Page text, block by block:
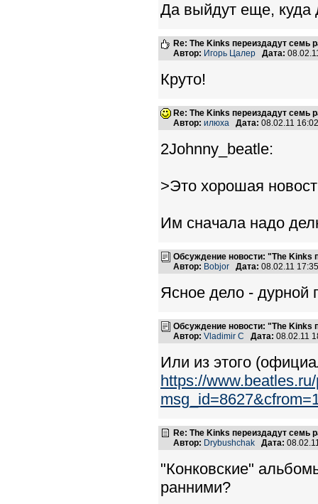
Да выйдут еще, куда
Re: The Kinks переиздадут семь
Автор: Игорь Цалер Дата:
Круто!
Re: The Kinks переиздадут семь
Автор: илюха Дата: 08.02.11
2Johnny_beatle:
>Это хорошая
Им сначала надо
Обсуждение новости: "The Kinks
Автор: Bobjor Дата: 08.02.11
Ясное дело - дурной
Обсуждение новости: "The Kinks
Автор: Vladimir C Дата: 08.02.11
Или из этого
https://
Re: The Kinks переиздадут семь
Автор: Drybushchak Дата:
"Конковские"
ранними?